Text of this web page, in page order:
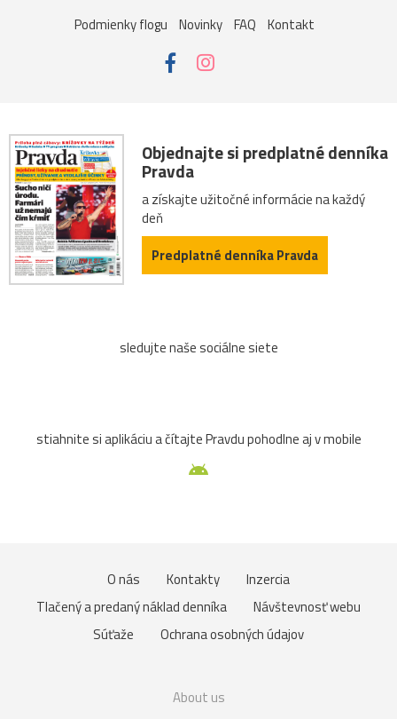
Podmienky flogu Novinky FAQ Kontakt
Objednajte si predplatné denníka
Pravda
a získajte užitočné informácie na každý
deň
Predplatné denníka Pravda
sledujte naše sociálne siete
stiahnite si aplikáciu a čítajte Pravdu pohodlne aj v mobile
O nás Kontakty
Inzercia
Tlačený a predaný náklad denníka
Návštevnosť webu
Súťaže
Ochrana osobných údajov
About us